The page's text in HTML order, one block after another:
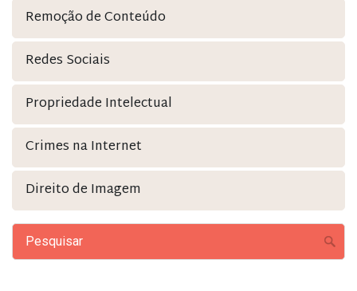
Remoção de Conteúdo
Redes Sociais
Propriedade Intelectual
Crimes na Internet
Direito de Imagem